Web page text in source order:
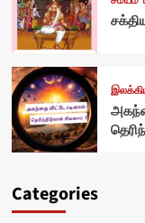
Categories